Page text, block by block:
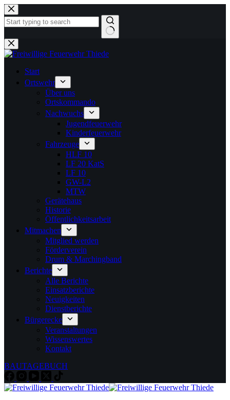
Zum
Inhalt
springen
Keine
Ergebnisse
Start
Ortswehr
Über uns
Ortskommando
Nachwuchs
Jugendfeuerwehr
Kinderfeuerwehr
Fahrzeuge
HLF 10
LF 20 KatS
LF 10
GW-L2
MTW
Gerätehaus
Historie
Öffentlichkeitsarbeit
Mitmachen
Mitglied werden
Förderverein
Drum & Marchingband
Berichte
Alle Berichte
Einsatzberichte
Neuigkeiten
Dienstberichte
Bürgerecke
Veranstaltungen
Wissenswertes
Kontakt
BAUTAGEBUCH